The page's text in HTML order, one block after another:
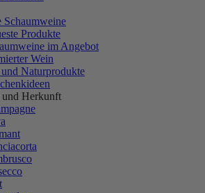
Schaumweine
Produkte
im Angebot
Wein
Naturprodukte
Herkunft